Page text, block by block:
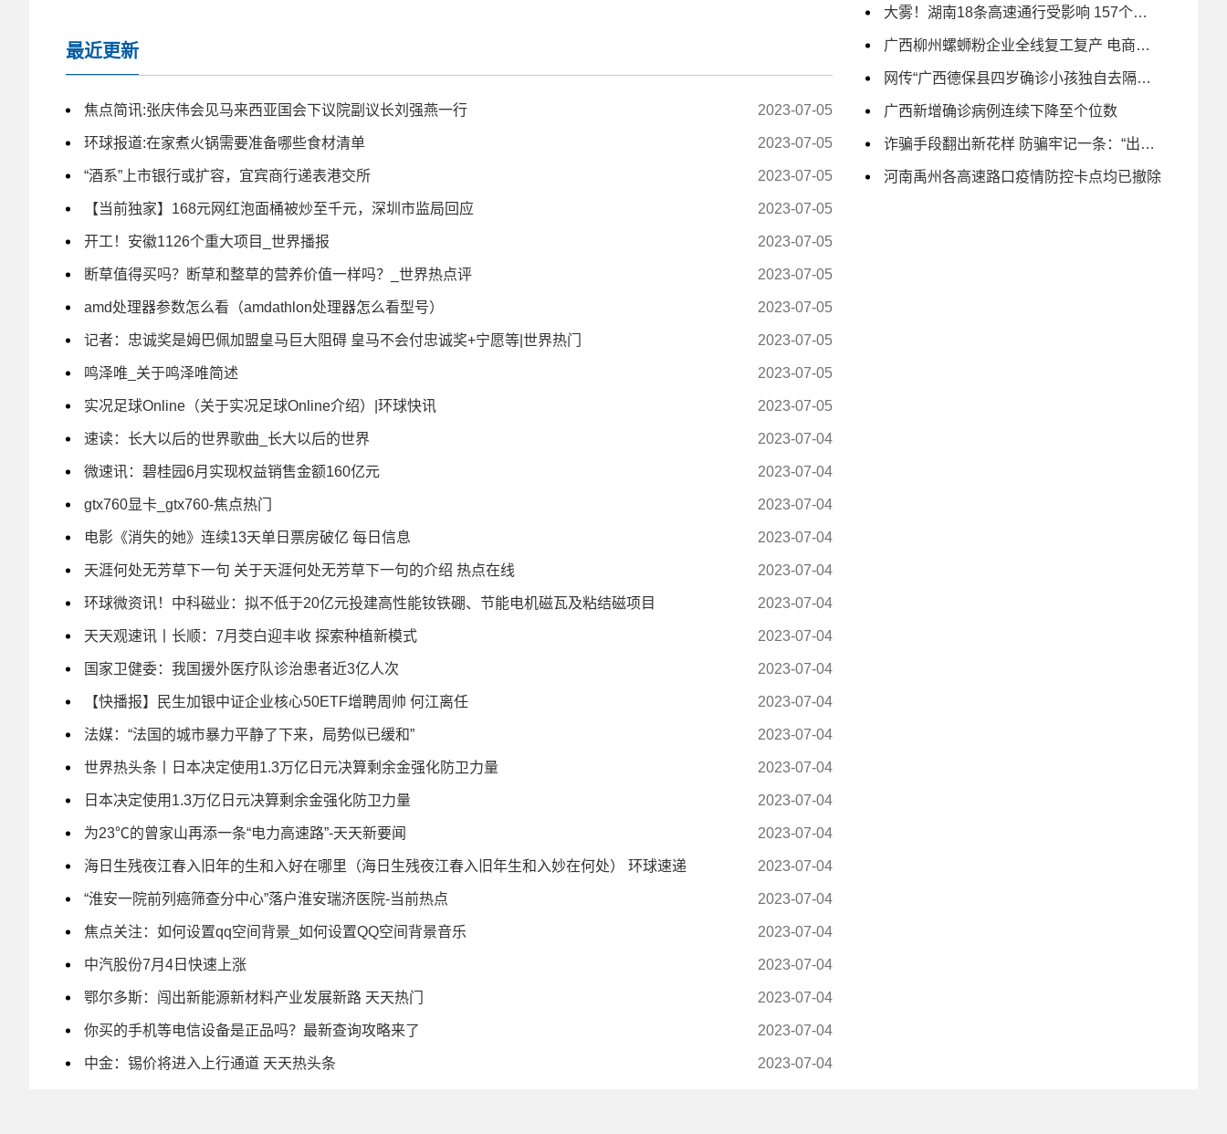
最近更新
焦点简讯:张庆伟会见马来西亚国会下议院副议长刘强燕一行 2023-07-05
环球报道:在家煮火锅需要准备哪些食材清单 2023-07-05
“酒系”上市银行或扩容，宜宾商行递表港交所 2023-07-05
【当前独家】168元网红泡面桶被炒至千元，深圳市监局回应 2023-07-05
开工！安徽1126个重大项目_世界播报 2023-07-05
断草值得买吗？断草和整草的营养价值一样吗？_世界热点评 2023-07-05
amd处理器参数怎么看（amdathlon处理器怎么看型号） 2023-07-05
记者：忠诚奖是姆巴佩加盟皇马巨大阻碍 皇马不会付忠诚奖+宁愿等|世界热门 2023-07-05
鸣泽唯_关于鸣泽唯简述 2023-07-05
实况足球Online（关于实况足球Online介绍）|环球快讯 2023-07-05
速读：长大以后的世界歌曲_长大以后的世界 2023-07-04
微速讯：碧桂园6月实现权益销售金额160亿元 2023-07-04
gtx760显卡_gtx760-焦点热门 2023-07-04
电影《消失的她》连续13天单日票房破亿 每日信息 2023-07-04
天涯何处无芳草下一句 关于天涯何处无芳草下一句的介绍 热点在线 2023-07-04
环球微资讯！中科磁业：拟不低于20亿元投建高性能钕铁硼、节能电机磁瓦及粘结磁项目 2023-07-04
天天观速讯丨长顺：7月茭白迎丰收 探索种植新模式 2023-07-04
国家卫健委：我国援外医疗队诊治患者近3亿人次 2023-07-04
【快播报】民生加银中证企业核心50ETF增聘周帅 何江离任 2023-07-04
法媒：“法国的城市暴力平静了下来，局势似已缓和” 2023-07-04
世界热头条丨日本决定使用1.3万亿日元决算剩余金强化防卫力量 2023-07-04
日本决定使用1.3万亿日元决算剩余金强化防卫力量 2023-07-04
为23℃的曾家山再添一条“电力高速路”-天天新要闻 2023-07-04
海日生残夜江春入旧年的生和入好在哪里（海日生残夜江春入旧年生和入妙在何处） 环球速递 2023-07-04
“淮安一院前列癌筛查分中心”落户淮安瑞济医院-当前热点 2023-07-04
焦点关注：如何设置qq空间背景_如何设置QQ空间背景音乐 2023-07-04
中汽股份7月4日快速上涨 2023-07-04
鄂尔多斯：闯出新能源新材料产业发展新路 天天热门 2023-07-04
你买的手机等电信设备是正品吗？最新查询攻略来了 2023-07-04
中金：锡价将进入上行通道 天天热头条 2023-07-04
大雾！湖南18条高速通行受影响 157个收费站临时交通管制
广西柳州螺蛳粉企业全线复工复产 电商主播日夜带货
网传“广西德保县四岁确诊小孩独自去隔离” 为不实信息
广西新增确诊病例连续下降至个位数
诈骗手段翻出新花样 防骗牢记一条：“出钱免谈”
河南禹州各高速路口疫情防控卡点均已撤除